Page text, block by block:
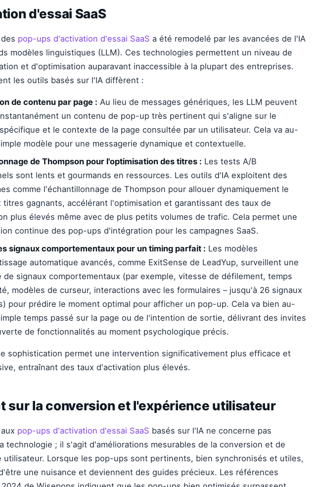
d'essai SaaS
pop-ups d'activation d'essai SaaS a été remodelé par les avancées de l'IA
modèles linguistiques (LLM). Ces technologies permettent un niveau de
et d'optimisation auparavant inaccessible à la plupart des entreprises.
les outils basés sur l'IA diffèrent :
de contenu par page : Au lieu de messages génériques, les LLM peuvent
un contenu de pop-up très pertinent qui s'aligne sur le
et le contexte de la page consultée par un utilisateur. Cela va au-
modèle pour une messagerie dynamique et contextuelle.
de Thompson pour l'optimisation des titres : Les tests A/B
sont lents et gourmands en ressources. Les outils d'IA exploitent des
comme l'échantillonnage de Thompson pour allouer dynamiquement le
titres gagnants, accélérant l'optimisation et garantissant des taux de
plus élevés même avec de plus petits volumes de trafic. Cela permet une
continue des pop-ups d'intégration pour les campagnes SaaS.
signaux comportementaux pour un timing parfait : Les modèles
automatique avancés, comme ExitSense de LeadYup, surveillent une
de signaux comportementaux (par exemple, vitesse de défilement, temps
modèles de curseur, interactions avec les formulaires – jusqu'à 26 signaux
pour prédire le moment optimal pour afficher un pop-up. Cela va bien au-
temps passé sur la page ou de l'intention de sortie, délivrant des invites
de fonctionnalités au moment psychologique précis.
sophistication permet une intervention significativement plus efficace et
entraînant des taux d'activation plus élevés.
sur la conversion et l'expérience utilisateur
pop-ups d'activation d'essai SaaS basés sur l'IA ne concerne pas
technologie ; il s'agit d'améliorations mesurables de la conversion et de
utilisateur. Lorsque les pop-ups sont pertinents, bien synchronisés et utiles,
une nuisance et deviennent des guides précieux. Les références